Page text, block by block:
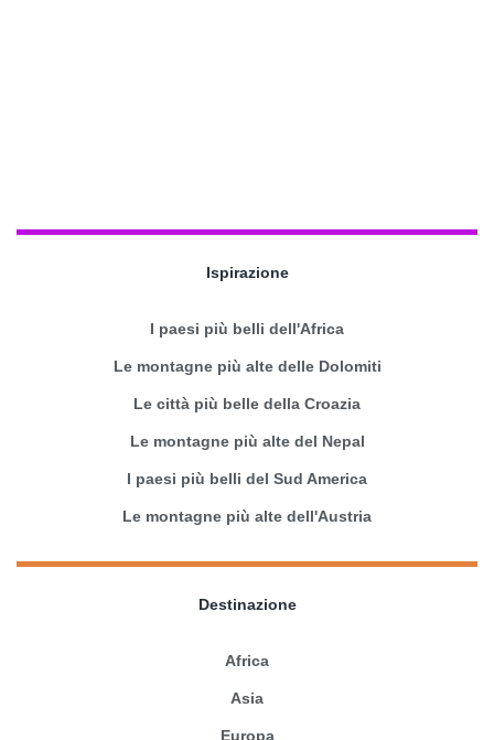
Ispirazione
I paesi più belli dell'Africa
Le montagne più alte delle Dolomiti
Le città più belle della Croazia
Le montagne più alte del Nepal
I paesi più belli del Sud America
Le montagne più alte dell'Austria
Destinazione
Africa
Asia
Europa